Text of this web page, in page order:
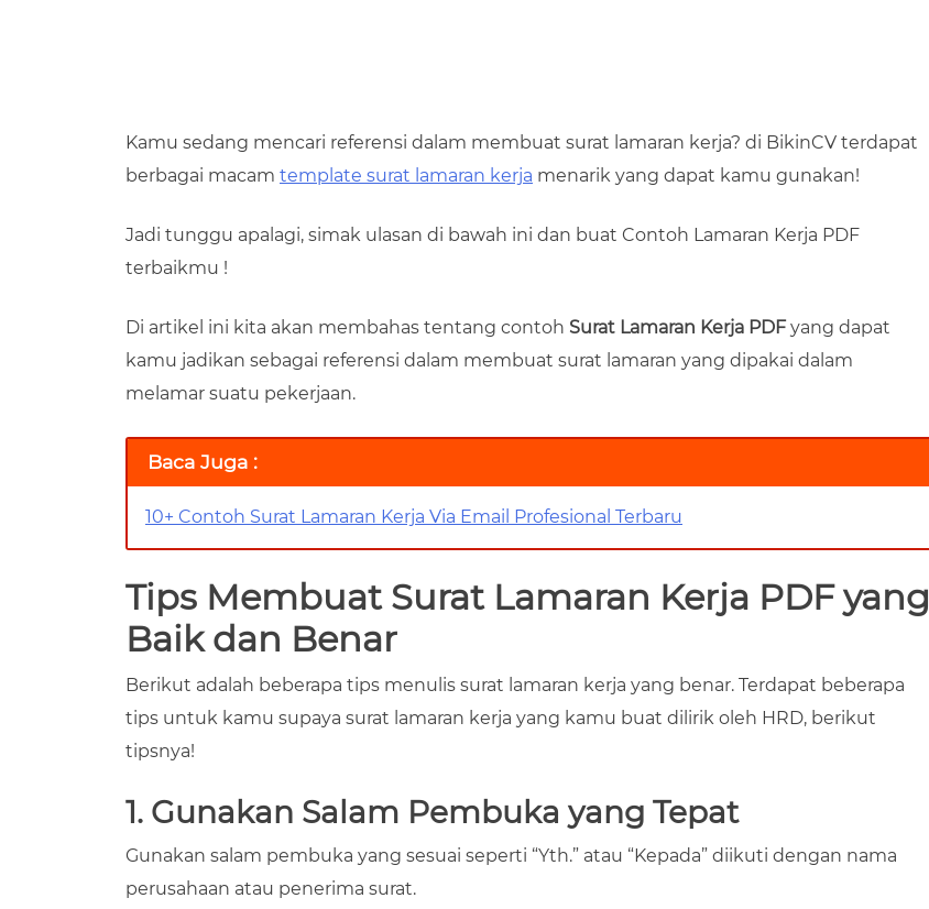
Kamu sedang mencari referensi dalam membuat surat lamaran kerja? di BikinCV terdapat
berbagai macam template surat lamaran kerja menarik yang dapat kamu gunakan!
Jadi tunggu apalagi, simak ulasan di bawah ini dan buat Contoh Lamaran Kerja PDF
terbaikmu !
Di artikel ini kita akan membahas tentang contoh Surat Lamaran Kerja PDFyang dapat
kamu jadikan sebagai referensi dalam membuat surat lamaran yang dipakai dalam
melamar suatu pekerjaan.
Baca Juga :
10+ Contoh Surat Lamaran Kerja Via Email Profesional Terbaru
Tips Membuat Surat Lamaran Kerja PDF yang
Baik dan Benar
Berikut adalah beberapa tips menulis surat lamaran kerja yang benar. Terdapat beberapa
tips untuk kamu supaya surat lamaran kerja yang kamu buat dilirik oleh HRD, berikut
tipsnya!
1. Gunakan Salam Pembuka yang Tepat
Gunakan salam pembuka yang sesuai seperti “Yth.” atau “Kepada” diikuti dengan nama
perusahaan atau penerima surat.